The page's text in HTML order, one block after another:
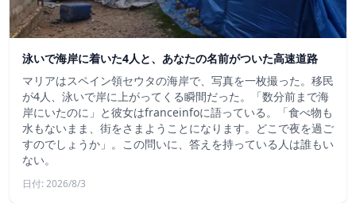
泳いで海岸に着いた4人と、あなたの名前がついた高速道路
マリアはスペイン領セウタの海岸で、写真を一枚撮った。移民
が4人、泳いで岸に上がってくる瞬間だった。「数分前まで海
岸にいたのに」と彼女はfranceinfoに語っている。「食べ物も
水もないまま、街をさまようことになります。どこで夜を過ご
すのでしょうか」。この問いに、答えを持っている人は誰もい
ない。
日付: 2026/8/3